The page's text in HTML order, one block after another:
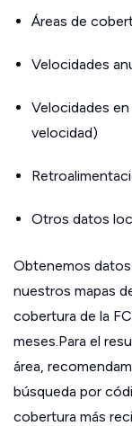
Áreas de
Velocidades
Velocidades
velocidad)
Otros datos
Obtenemos
nuestros mapas
cobertura de la
meses.Para el
área,
búsqueda por
cobertura más